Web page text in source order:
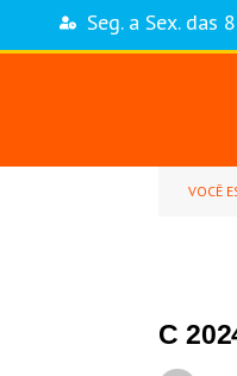
Seg. a Sex. das
VOCÊ
C